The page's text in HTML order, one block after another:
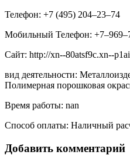
Телефон: +7 (495) 204‒23‒74
Мобильный Телефон:
Сайт: http://xn--80atsf9c.xn--p1ai
вид деятельности:
Полимерная порошковая
Время работы: nan
Способ оплаты: Наличный
Добавить комментарий